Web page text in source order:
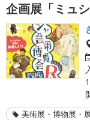
企画展「ミュ
美術展・博物展・